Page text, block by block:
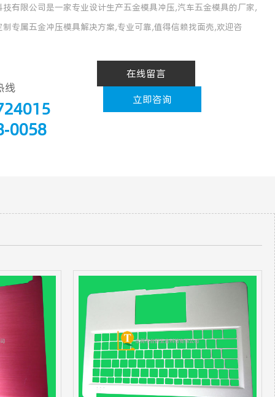
有限公司是一家专业设计生产五金模具冲压,汽车五金模具的厂家,
专属五金冲压模具解决方案,专业可靠,值得信赖找面壳,欢迎咨
线
0058
在线留言
立即咨询